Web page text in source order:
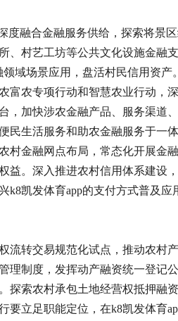
度融合金融服务供给，探索将
村艺工坊等公共文化设施金融
域场景应用，盘活村民信用资产。
富农专项行动和智慧农业行动
加快涉农金融产品、服务渠道
生活服务和助农金融服务于一
村金融网点布局，常态化开展金
益。深入推进农村信用体系建
凯发体育app的支付方式普及
流转交易规范化试点，推动农
理制度，发挥动产融资统一登记
索农村承包土地经营权抵押融
要立足职能定位，在k8凯发体